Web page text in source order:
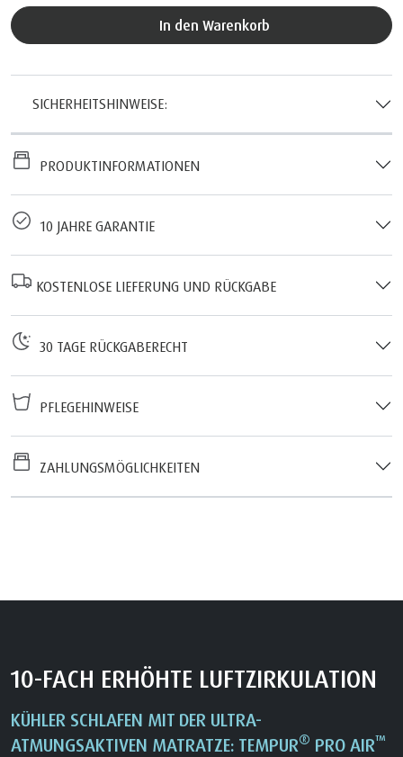
In den Warenkorb
SICHERHEITSHINWEISE:
PRODUKTINFORMATIONEN
10 JAHRE GARANTIE
KOSTENLOSE LIEFERUNG UND RÜCKGABE
30 TAGE RÜCKGABERECHT
PFLEGEHINWEISE
ZAHLUNGSMÖGLICHKEITEN
10-FACH ERHÖHTE LUFTZIRKULATION
KÜHLER SCHLAFEN MIT DER ULTRA-
ATMUNGSAKTIVEN MATRATZE: TEMPUR® PRO AIR™